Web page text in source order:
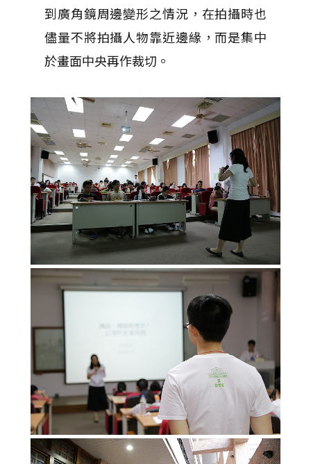
到廣角鏡周邊變形之情況，在拍攝時也
儘量不將拍攝人物靠近邊緣，而是集中
於畫面中央再作裁切。